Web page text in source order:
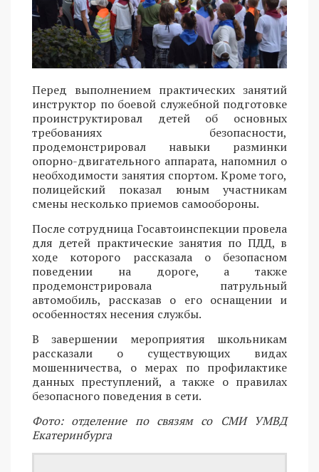
Перед выполнением практических занятий
инструктор по боевой служебной подготовке
проинструктировал детей об основных
требованиях безопасности,
продемонстрировал навыки разминки
опорно-двигательного аппарата, напомнил о
необходимости занятия спортом. Кроме того,
полицейский показал юным участникам
смены несколько приемов самообороны.
После сотрудница Госавтоинспекции провела
для детей практические занятия по ПДД, в
ходе которого рассказала о безопасном
поведении на дороге, а также
продемонстрировала патрульный
автомобиль, рассказав о его оснащении и
особенностях несения службы.
В завершении мероприятия школьникам
рассказали о существующих видах
мошенничества, о мерах по профилактике
данных преступлений, а также о правилах
безопасного поведения в сети.
Фото: отделение по связям со СМИ УМВД
Екатеринбурга